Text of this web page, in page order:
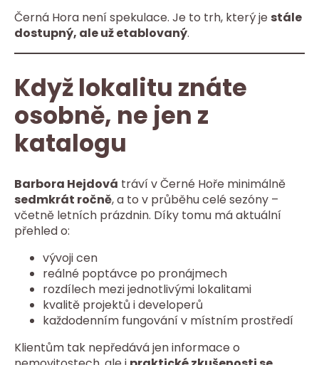
Černá Hora není spekulace. Je to trh, který je stále
dostupný, ale už etablovaný.
Když lokalitu znáte
osobně, ne jen z
katalogu
Barbora Hejdová tráví v Černé Hoře minimálně
sedmkrát ročně, a to v průběhu celé sezóny –
včetně letních prázdnin. Díky tomu má aktuální
přehled o:
vývoji cen
reálné poptávce po pronájmech
rozdílech mezi jednotlivými lokalitami
kvalitě projektů i developerů
každodenním fungování v místním prostředí
Klientům tak nepředává jen informace o